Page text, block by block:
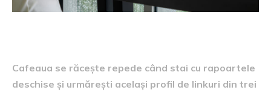
Cafeaua se răcește repede când stai cu rapoartele
deschise și urmărești același profil de linkuri din trei